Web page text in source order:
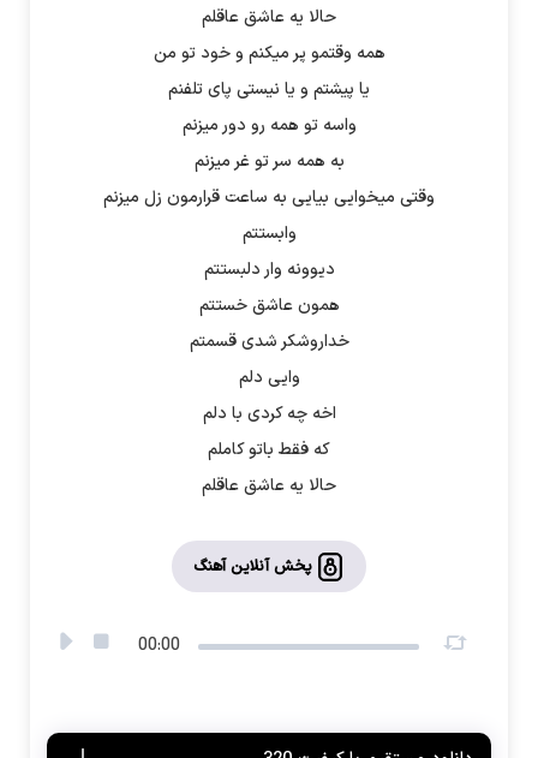
حالا یه عاشق عاقلم
همه وقتمو پر میکنم و خود تو من
یا پیشتم و یا نیستی پای تلفنم
واسه تو همه رو دور میزنم
به همه سر تو غر میزنم
وقتی میخوایی بیایی به ساعت قرارمون زل میزنم
وابستتم
دیوونه وار دلبستتم
همون عاشق خستتم
خداروشکر شدی قسمتم
وایی دلم
اخه چه کردی با دلم
که فقط باتو کاملم
حالا یه عاشق عاقلم
پخش آنلاین آهنگ
00:00